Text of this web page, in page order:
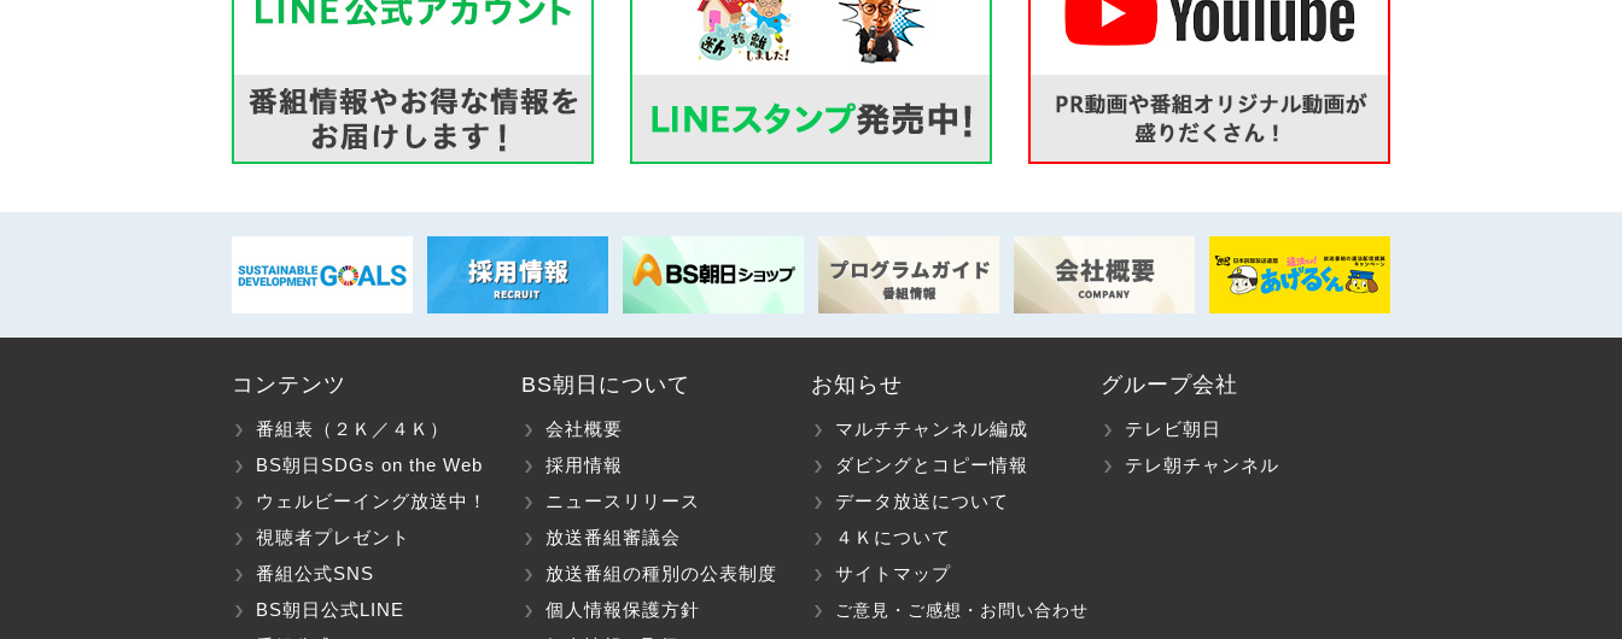
コンテンツ
番組表（２Ｋ／４Ｋ）
BS朝日SDGs on the Web
ウェルビーイング放送中！
視聴者プレゼント
番組公式SNS
BS朝日公式LINE
BS朝日について
会社概要
採用情報
ニュースリリース
放送番組審議会
放送番組の種別の公表制度
個人情報保護方針
お知らせ
マルチチャンネル編成
ダビングとコピー情報
データ放送について
４Ｋについて
サイトマップ
ご意見・ご感想・お問い合わせ
グループ会社
テレビ朝日
テレ朝チャンネル